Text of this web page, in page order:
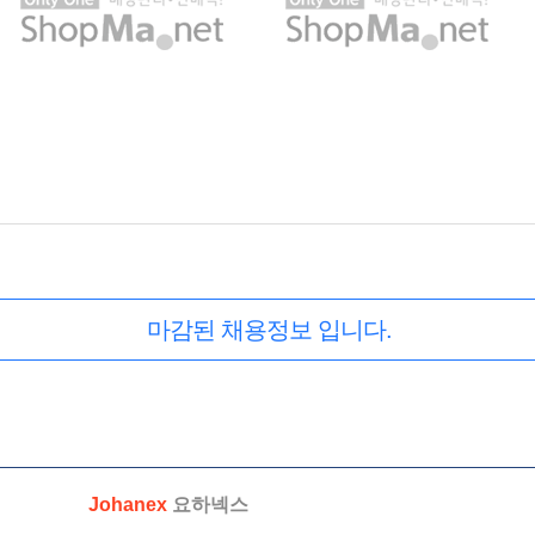
마감된 채용정보 입니다.
Johanex 요하넥스